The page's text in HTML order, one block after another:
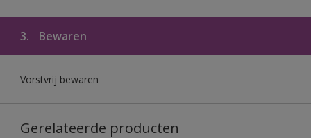
3. Bewaren
Vorstvrij bewaren
Gerelateerde producten